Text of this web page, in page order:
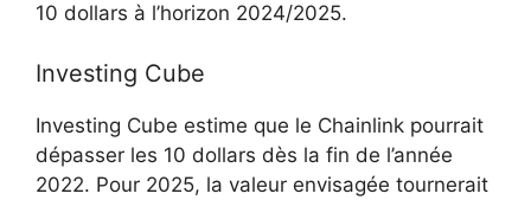
10 dollars à l’horizon 2024/2025.
Investing Cube
Investing Cube estime que le Chainlink pourrait
dépasser les 10 dollars dès la fin de l’année
2022. Pour 2025, la valeur envisagée tournerait